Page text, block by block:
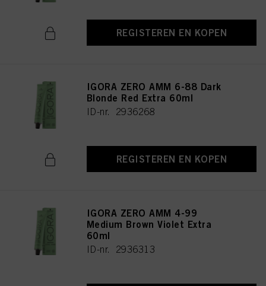
REGISTEREN EN KOPEN
IGORA ZERO AMM 6-88 Dark
Blonde Red Extra 60ml
ID-nr. 2936268
REGISTEREN EN KOPEN
IGORA ZERO AMM 4-99
Medium Brown Violet Extra
60ml
ID-nr. 2936313